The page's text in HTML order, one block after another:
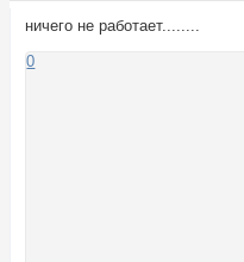
ничего не работает........
0